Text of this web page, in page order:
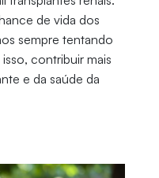
de vida dos
sempre tentando
contribuir mais
e da saúde da